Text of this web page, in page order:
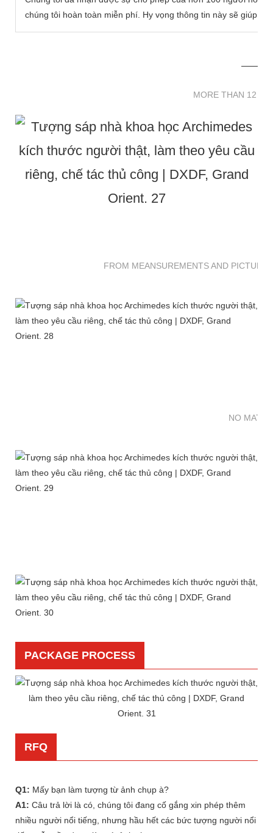
chúng tôi hoàn toàn miễn phí. Hy vọng thông tin này sẽ giúp
MORE THAN 12
FROM MEANSUREMENTS AND
NO
PACKAGE PROCESS
RFQ
Q1: Mấy bạn làm tượng từ ảnh chụp à?
A1: Câu trả lời là có, chúng tôi đang cố gắng xin phép thêm
nhiều người nổi tiếng, nhưng hầu hết các bức tượng người nổi